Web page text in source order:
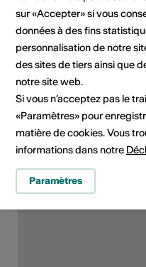
Domaine
Lieu de l'événement
sur «Accepter» si vous
données à des fins
personnalisation de notre
des sites de tiers ainsi que
notre site web.
Si vous n’acceptez pas le
«Paramètres» pour
matière de cookies. Vous
informations dans notre
Paramètres